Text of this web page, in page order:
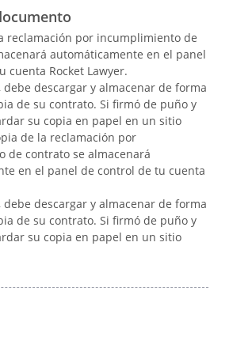
reclamación por incumplimiento de
automáticamente en el panel
cuenta Rocket Lawyer.
descargar y almacenar de forma
de su contrato. Si firmó de puño y
su copia en papel en un sitio
de la reclamación por
de contrato se almacenará
en el panel de control de tu cuenta
descargar y almacenar de forma
de su contrato. Si firmó de puño y
su copia en papel en un sitio